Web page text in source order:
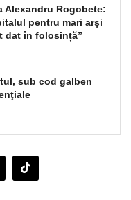
Alexandru Rogobete:
pentru mari arși
dat în folosință”
sub cod galben